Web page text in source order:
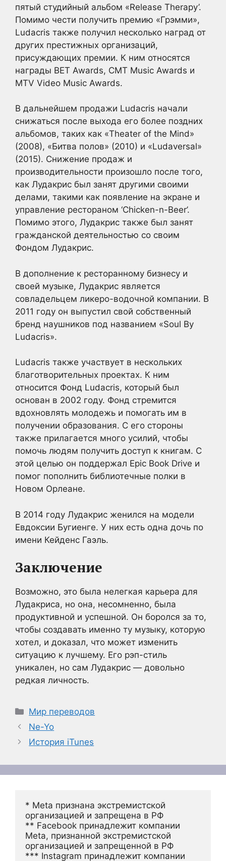
пятый студийный альбом «Release Therapy’.
Помимо чести получить премию «Грэмми»,
Ludacris также получил несколько наград от
других престижных организаций,
присуждающих премии. К ним относятся
награды BET Awards, CMT Music Awards и
MTV Video Music Awards.
В дальнейшем продажи Ludacris начали
снижаться после выхода его более поздних
альбомов, таких как «Theater of the Mind»
(2008), «Битва полов» (2010) и «Ludaversal»
(2015). Снижение продаж и
производительности произошло после того,
как Лудакрис был занят другими своими
делами, такими как появление на экране и
управление рестораном ‘Chicken-n-Beer’.
Помимо этого, Лудакрис также был занят
гражданской деятельностью со своим
Фондом Лудакрис.
В дополнение к ресторанному бизнесу и
своей музыке, Лудакрис является
совладельцем ликеро-водочной компании. В
2011 году он выпустил свой собственный
бренд наушников под названием «Soul By
Ludacris».
Ludacris также участвует в нескольких
благотворительных проектах. К ним
относится Фонд Ludacris, который был
основан в 2002 году. Фонд стремится
вдохновлять молодежь и помогать им в
получении образования. С его стороны
также прилагается много усилий, чтобы
помочь людям получить доступ к книгам. С
этой целью он поддержал Epic Book Drive и
помог пополнить библиотечные полки в
Новом Орлеане.
В 2014 году Лудакрис женился на модели
Евдоксии Бугиенге. У них есть одна дочь по
имени Кейденс Гаэль.
Заключение
Возможно, это была нелегкая карьера для
Лудакриса, но она, несомненно, была
продуктивной и успешной. Он боролся за то,
чтобы создавать именно ту музыку, которую
хотел, и доказал, что может изменить
ситуацию к лучшему. Его рэп-стиль
уникален, но сам Лудакрис — довольно
редкая личность.
Рубрики
Мир переводов
Ne-Yo
История iTunes
* Meta признана экстремистской
организацией и запрещена в РФ
** Facebook принадлежит компании
Meta, признанной экстремистской
организацией и запрещенной в РФ
*** Instagram принадлежит компании